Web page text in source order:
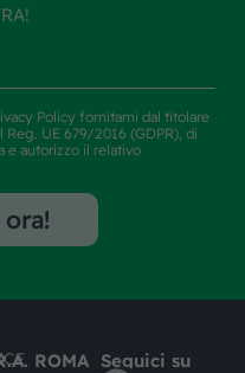
Policy fornitami dal titolare
UE 679/2016 (GDPR), di
e autorizzo il relativo
ROMA Seguici su